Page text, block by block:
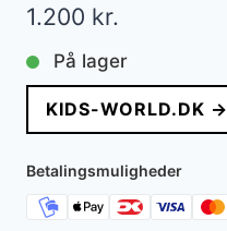
1.200 kr.
På lager
KIDS-WORLD.DK →
Betalingsmuligheder